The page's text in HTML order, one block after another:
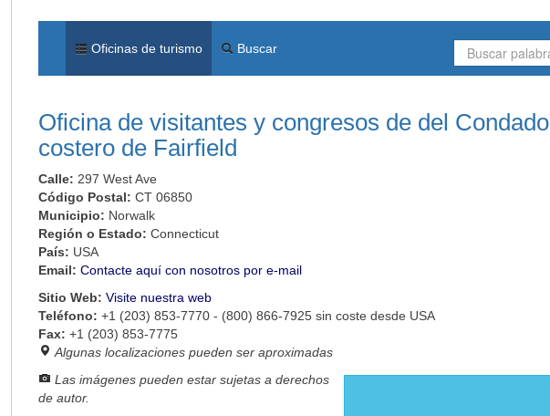
Oficinas de turismo Buscar
Oficina de visitantes y congresos de del Condado
costero de Fairfield
Calle: 297 West Ave
Código Postal: CT 06850
Municipio: Norwalk
Región o Estado: Connecticut
País: USA
Email: Contacte aquí con nosotros por e-mail
Sitio Web: Visite nuestra web
Teléfono: +1 (203) 853-7770 - (800) 866-7925 sin coste desde USA
Fax: +1 (203) 853-7775
Algunas localizaciones pueden ser aproximadas
Las imágenes pueden estar sujetas a derechos
de autor.